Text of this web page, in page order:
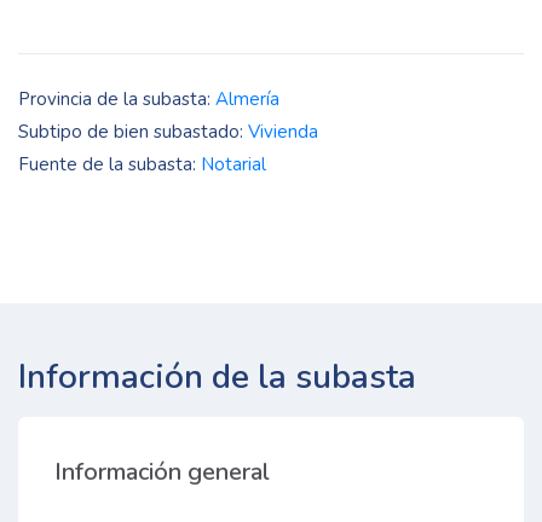
Provincia de la subasta: Almería
Subtipo de bien subastado: Vivienda
Fuente de la subasta: Notarial
Información de la subasta
Información general